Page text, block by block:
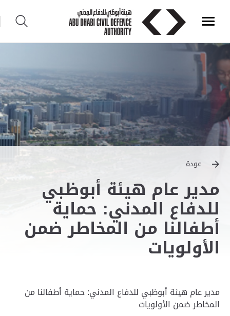
عودة
مدير عام هيئة أبوظبي
للدفاع المدني: حماية
أطفالنا من المخاطر ضمن
الأولويات
مدير عام هيئة أبوظبي للدفاع المدني: حماية أطفالنا من
المخاطر ضمن الأولويات